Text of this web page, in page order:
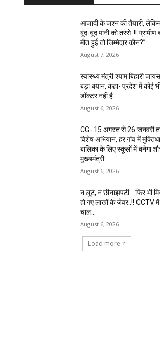
आजादी के जश्न की तैयारी,
बूंद-बूंद पानी को तरसे..!!
मौत हुई तो जिम्मेदार कौन?”
August 7, 2026
स्वास्थ्य मंत्री श्याम बिहारी
बड़ा बयान, कहा- प्रदेश में कोई
डॉक्टर नहीं है…
August 6, 2026
CG- 15 अगस्त से 26 जनवरी
विशेष अभियान, हर गांव में
बालिका के लिए स्कूलों में बनेगा
मुख्यमंत्री...
August 6, 2026
न लूट, न छीनाझपटी… फिर भी
हो गए लाखों के जेवर..!! CCTV
चाल…
August 6, 2026
Load more